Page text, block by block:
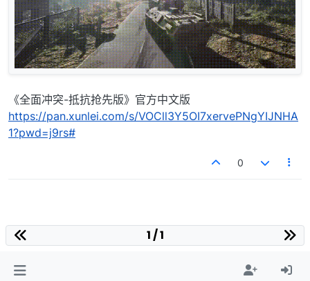
《全面冲突-抵抗抢先版》官方中文版
https://pan.xunlei.com/s/VOCll3Y5OI7xervePNgYIJNHA
1?pwd=j9rs#
0
1 / 1